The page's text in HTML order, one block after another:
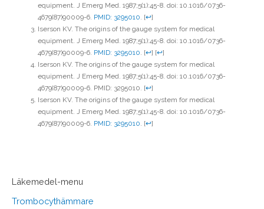
Läkemedel-menu
Trombocythämmare
equipment. J Emerg Med. 1987;5(1):45-8. doi: 10.1016/0736-
4679(87)90009-6. PMID: 3295010 [↩]
Iserson KV. The origins of the gauge system for medical
equipment. J Emerg Med. 1987;5(1):45-8. doi: 10.1016/0736-
4679(87)90009-6. PMID: 3295010 [↩] [↩]
Iserson KV. The origins of the gauge system for medical
equipment. J Emerg Med. 1987;5(1):45-8. doi: 10.1016/0736-
4679(87)90009-6. PMID: 3295010. [↩]
Iserson KV. The origins of the gauge system for medical
equipment. J Emerg Med. 1987;5(1):45-8. doi: 10.1016/0736-
4679(87)90009-6. PMID: 3295010 [↩]